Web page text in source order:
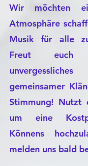
Wir möchten
Atmosphäre
Musik für alle
Freut
gemeinsamer
Stimmung! Nutzt
um eine
Könnens
melden uns bald